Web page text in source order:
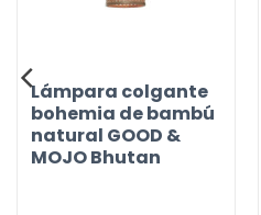
Lámpara colgante
bohemia de bambú
natural GOOD &
MOJO Bhutan